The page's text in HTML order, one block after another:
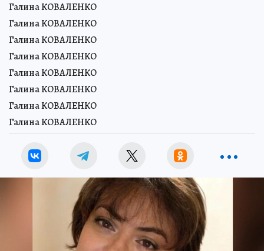
Галина КОВАЛЕНКО
Галина КОВАЛЕНКО
Галина КОВАЛЕНКО
Галина КОВАЛЕНКО
Галина КОВАЛЕНКО
Галина КОВАЛЕНКО
Галина КОВАЛЕНКО
Галина КОВАЛЕНКО